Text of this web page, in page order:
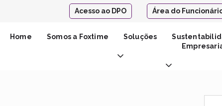
Acesso ao DPO Área do
Home Somos a Foxtime Soluções